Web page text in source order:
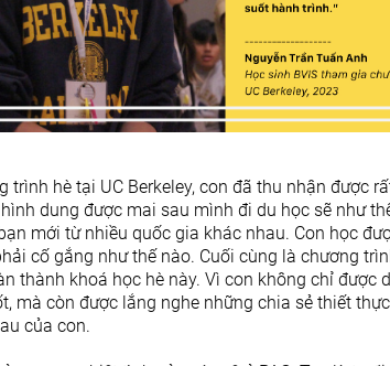
trình hè tại UC Berkeley, con đã thu nhận được
dung được mai sau mình đi du học sẽ như
mới từ nhiều quốc gia khác nhau. Con học
cố gắng như thế nào. Cuối cùng là chương
thành khoá học hè này. Vì con không chỉ
mà còn được lắng nghe những chia sẻ thiết
của con.